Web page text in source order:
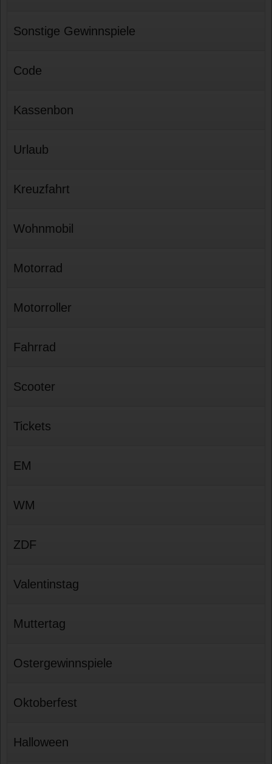
Sonstige Gewinnspiele
Code
Kassenbon
Urlaub
Kreuzfahrt
Wohnmobil
Motorrad
Motorroller
Fahrrad
Scooter
Tickets
EM
WM
ZDF
Valentinstag
Muttertag
Ostergewinnspiele
Oktoberfest
Halloween